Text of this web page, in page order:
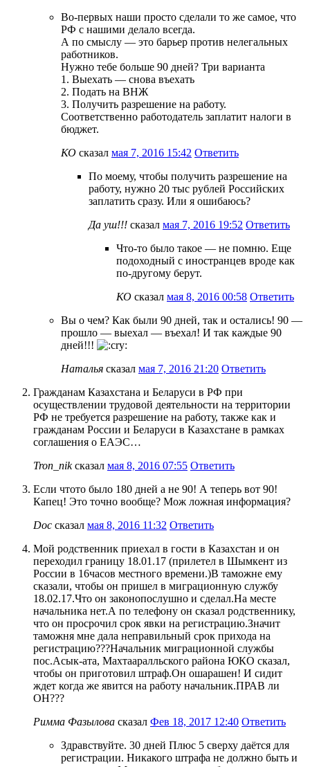
Во-первых наши просто сделали то же самое, что
РФ с нашими делало всегда.
А по смыслу — это барьер против нелегальных
работников.
Нужно тебе больше 90 дней? Три варианта
1. Выехать — снова въехать
2. Подать на ВНЖ
3. Получить разрешение на работу.
Соответственно работодатель заплатит налоги в
бюджет.
КО сказал мая 7, 2016 15:42 Ответить
По моему, чтобы получить разрешение на
работу, нужно 20 тыс рублей Российских
заплатить сразу. Или я ошибаюсь?
Да уш!!! сказал мая 7, 2016 19:52 Ответить
Что-то было такое — не помню. Еще
подоходный с иностранцев вроде как
по-другому берут.
КО сказал мая 8, 2016 00:58 Ответить
Вы о чем? Как были 90 дней, так и остались! 90 —
прошло — выехал — въехал! И так каждые 90
дней!!!
Наталья сказал мая 7, 2016 21:20 Ответить
Гражданам Казахстана и Беларуси в РФ при
осуществлении трудовой деятельности на территории
РФ не требуется разрешение на работу, также как и
гражданам России и Беларуси в Казахстане в рамках
соглашения о ЕАЭС…
Tron_nikсказал мая 8, 2016 07:55 Ответить
Если чтото было 180 дней а не 90! А теперь вот 90!
Капец! Это точно вообще? Мож ложная информация?
Doc сказал мая 8, 2016 11:32 Ответить
Мой родственник приехал в гости в Казахстан и он
переходил границу 18.01.17 (прилетел в Шымкент из
России в 16часов местного времени.)В таможне ему
сказали, чтобы он пришел в миграционную службу
18.02.17.Что он законопослушно и сделал.На месте
начальника нет.А по телефону он сказал родственнику,
что он просрочил срок явки на регистрацию.Значит
таможня мне дала неправильный срок прихода на
регистрацию???Начальник миграционной службы
пос.Асык-ата, Махтааралльского района ЮКО сказал,
чтобы он приготовил штраф.Он ошарашен! И сидит
ждет когда же явится на работу начальник.ПРАВ ли
ОН???
Римма Фазылова сказал Фев 18, 2017 12:40 Ответить
Здравствуйте. 30 дней Плюс 5 сверху даётся для
регистрации. Никакого штрафа не должно быть и